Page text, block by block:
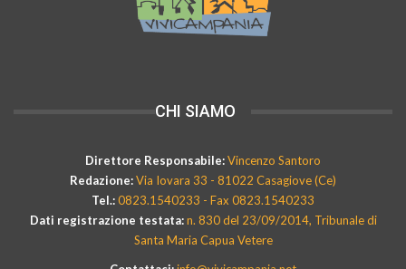
CHI SIAMO
Direttore Responsabile:Vincenzo Santoro
Redazione:Via Iovara 33 - 81022 Casagiove (Ce)
Tel.:0823.1540233 - Fax 0823.1540233
Dati registrazione testata:n. 830 del 23/09/2014, Tribunale di
Santa Maria Capua Vetere